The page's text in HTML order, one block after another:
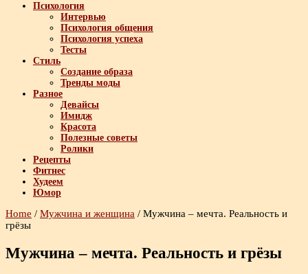
Психология
Интервью
Психология общения
Психология успеха
Тесты
Стиль
Создание образа
Тренды моды
Разное
Девайсы
Имидж
Красота
Полезные советы
Ролики
Рецепты
Фитнес
Худеем
Юмор
Home / Мужчина и женщина / Мужчина – мечта. Реальность и
грёзы
Мужчина – мечта. Реальность и грёзы